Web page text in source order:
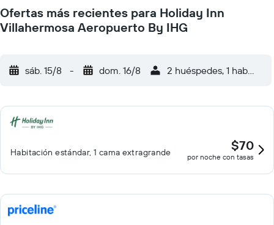
ofrece servicio de limpieza todos los días. En el alojamiento hay
3 bañeras de hidromasaje además de piscina al aire libre.
Además de una piscina infantil, los servicios de ocio y
entrada al gimnasio y al hidromasaje a huéspedes menores de
cerca del alojamiento (es posible que se aplique un recargo).
Ofertas más recientes para Holiday Inn
Villahermosa Aeropuerto By IHG
sáb. 15/8 - dom. 16/8 2 huéspedes, 1
Habitación estándar, 1 cama extragrande $70
por noche con tasas